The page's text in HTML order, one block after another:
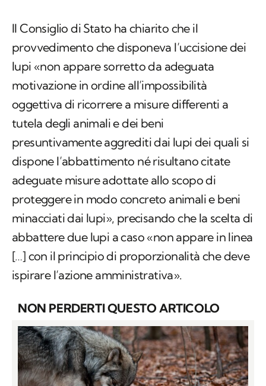
Il Consiglio di Stato ha chiarito che il
provvedimento che disponeva l’uccisione dei
lupi «non appare sorretto da adeguata
motivazione in ordine all’impossibilità
oggettiva di ricorrere a misure differenti a
tutela degli animali e dei beni
presuntivamente aggrediti dai lupi dei quali si
dispone l’abbattimento né risultano citate
adeguate misure adottate allo scopo di
proteggere in modo concreto animali e beni
minacciati dai lupi», precisando che la scelta di
abbattere due lupi a caso «non appare in linea
[…] con il principio di proporzionalità che deve
ispirare l’azione amministrativa».
NON PERDERTI QUESTO ARTICOLO